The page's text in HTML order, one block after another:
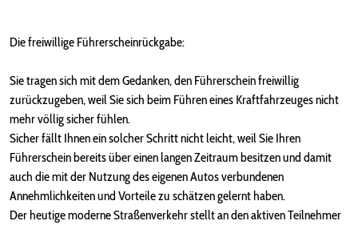
Die freiwillige Führerscheinrückgabe:
Sie tragen sich mit dem Gedanken, den Führerschein freiwillig
zurückzugeben, weil Sie sich beim Führen eines Kraftfahrzeuges nicht
mehr völlig sicher fühlen.
Sicher fällt Ihnen ein solcher Schritt nicht leicht, weil Sie Ihren
Führerschein bereits über einen langen Zeitraum besitzen und damit
auch die mit der Nutzung des eigenen Autos verbundenen
Annehmlichkeiten und Vorteile zu schätzen gelernt haben.
Der heutige moderne Straßenverkehr stellt an den aktiven Teilnehmer